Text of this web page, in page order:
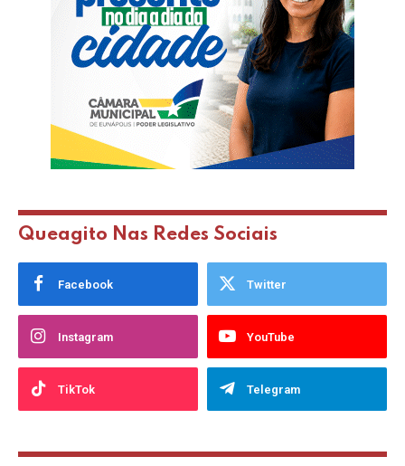
Queagito Nas Redes Sociais
Facebook Twitter
Instagram YouTube
TikTok Telegram